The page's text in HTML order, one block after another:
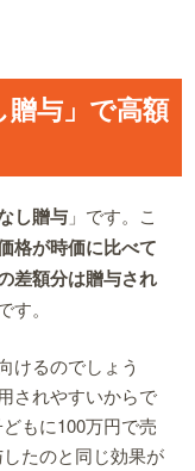
贈与」で高額
し贈与 」です。こ
格が時価に比べて
差額分は贈与され
。
けるのでしょう
されやすいからで
もに100万円で売
たのと同じ効果が